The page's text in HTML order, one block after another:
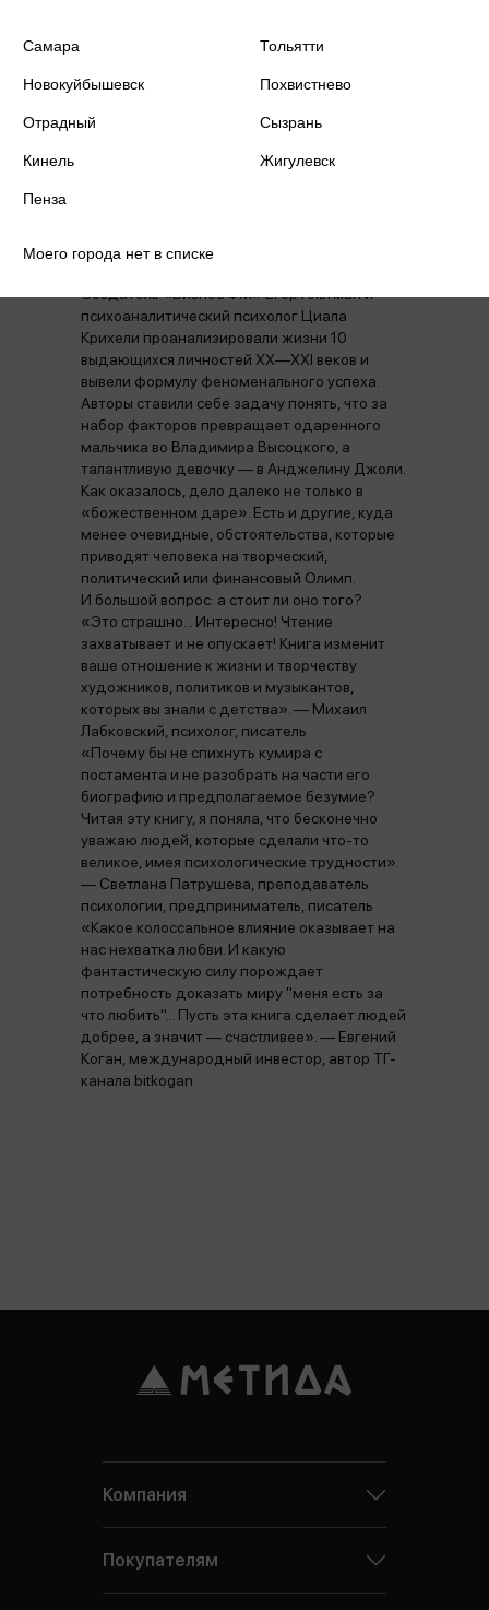
трудолюбивых людей никогда не станут
настоящего признания, больших денег и
Создатель «Бизнес ФМ» Егор Альтман и
психоаналитический психолог Циала
Крихели проанализировали жизни 10
выдающихся личностей XX—XXI веков и
вывели формулу феноменального успеха.
Авторы ставили себе задачу понять, что за
набор факторов превращает одаренного
мальчика во Владимира Высоцкого, а
талантливую девочку — в Анджелину Джоли.
Как оказалось, дело далеко не только в
«божественном даре». Есть и другие, куда
менее очевидные, обстоятельства, которые
приводят человека на творческий,
политический или финансовый Олимп.
И большой вопрос: а стоит ли оно того?
«Это страшно... Интересно! Чтение
захватывает и не опускает! Книга изменит
ваше отношение к жизни и творчеству
художников, политиков и музыкантов,
которых вы знали с детства». — Михаил
Лабковский, психолог, писатель
«Почему бы не спихнуть кумира с
постамента и не разобрать на части его
биографию и предполагаемое безумие?
Читая эту книгу, я поняла, что бесконечно
уважаю людей, которые сделали что-то
великое, имея психологические трудности».
— Светлана Патрушева, преподаватель
психологии, предприниматель, писатель
«Какое колоссальное влияние оказывает на
нас нехватка любви. И какую
фантастическую силу порождает
потребность доказать миру "меня есть за
что любить"... Пусть эта книга сделает людей
добрее, а значит — счастливее». — Евгений
Коган, международный инвестор, автор ТГ-
канала bitkogan
Самара Тольятти
Новокуйбышевск Похвистнево
Отрадный Сызрань
Кинель Жигулевск
Пенза
Моего города нет в списке
Компания
Покупателям